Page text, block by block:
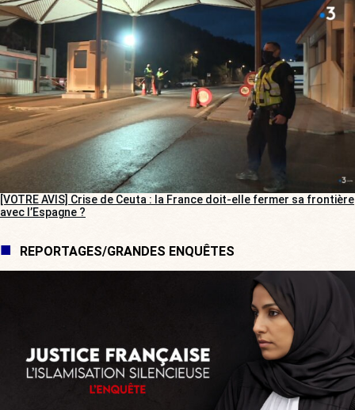
[VOTRE AVIS] Crise de Ceuta : la France doit-elle fermer sa frontière
avec l’Espagne ?
REPORTAGES/GRANDES ENQUÊTES